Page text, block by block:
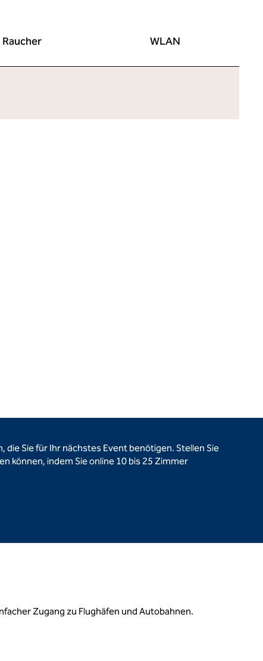
Raucher WLAN
Sie für Ihr nächstes Event benötigen. Stellen Sie
können, indem Sie online 10 bis 25 Zimmer
Zugang zu Flughäfen und Autobahnen.